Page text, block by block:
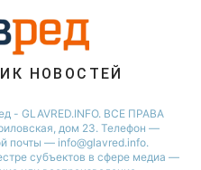
НОВОСТЕЙ
- GLAVRED.INFO. ВСЕ ПРАВА
дом 23. Телефон —
почты — info@glavred.info.
cубъектов в сфере медиа —